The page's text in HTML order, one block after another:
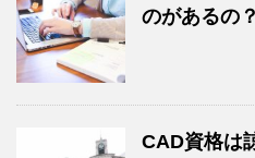
のがあるの
CAD資格は